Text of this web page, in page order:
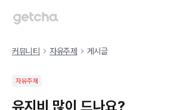
커뮤니티 자유주제 게시글
자유주제
유지비 많이 드나요?